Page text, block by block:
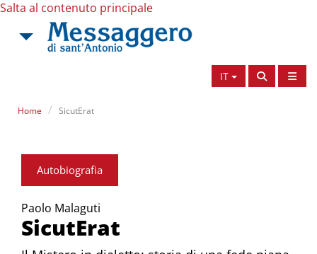
Salta al contenuto principale
IT
Home SicutErat
Autobiografia
Paolo Malaguti
SicutErat